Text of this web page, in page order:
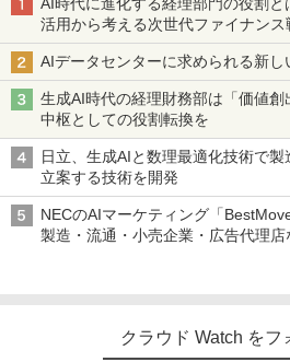
活用から考える次世代ファイナンス
AIデータセンターに求められる新
生成AI時代の経理財務部は「価値
中枢としての役割転換を
日立、生成AIと数理最適化技術で
立案する技術を開発
NECのAIマーケティング「
製造・流通・小売企業・広告代理
クラウド Watch をフ